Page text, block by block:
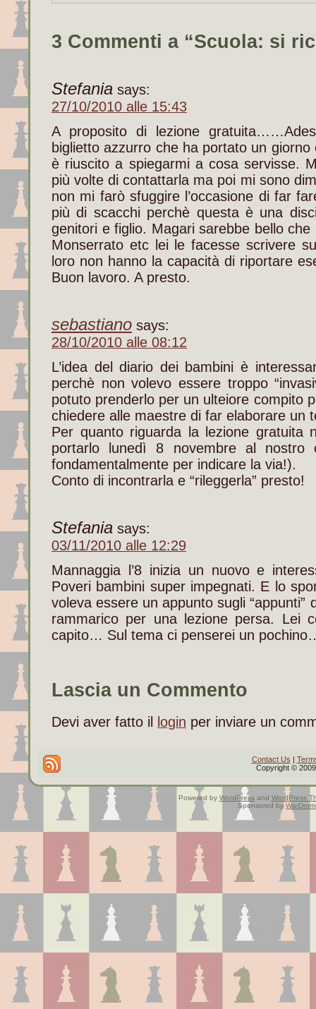
3 Commenti a “Scuola: si
Stefania says:
27/10/2010 alle 15:43
A proposito di lezione
biglietto azzurro che ha portato un
è riuscito a spiegarmi a cosa servisse.
più volte di contattarla ma poi mi sono
non mi farò sfuggire l’occasione di far
più di scacchi perchè questa è una
genitori e figlio. Magari sarebbe bello
Monserrato etc lei le facesse scrivere
loro non hanno la capacità di riportare
Buon lavoro. A presto.
sebastiano says:
28/10/2010 alle 08:12
L’idea del diario dei bambini è
perchè non volevo essere troppo
potuto prenderlo per un ulteiore compito
chiedere alle maestre di far elaborare
Per quanto riguarda la lezione gratuita
portarlo lunedì 8 novembre al nostro
fondamentalmente per indicare la via!).
Conto di incontrarla e “rileggerla” presto!
Stefania says:
03/11/2010 alle 12:29
Mannaggia l’8 inizia un nuovo e
Poveri bambini super impegnati. E lo
voleva essere un appunto sugli “appunti”
rammarico per una lezione persa. Lei
capito… Sul tema ci penserei un
Lascia un Commento
Devi aver fatto il login per inviare un
Contact Us |
Copyright ©
Powered by WordPressand WordPress
Sponsored by